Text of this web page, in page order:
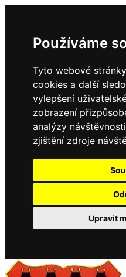
Používáme
Tyto webové
cookies a další
vylepšení
zobrazení
analýzy
zjištění zdroje
Upravit